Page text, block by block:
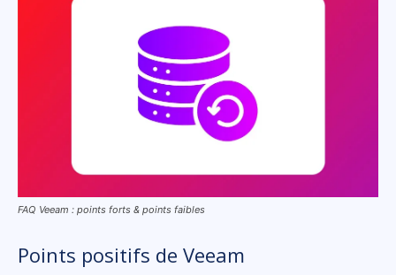
FAQ Veeam : points forts & points faibles
Points positifs de Veeam